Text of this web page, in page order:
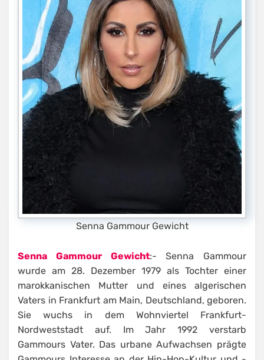
Senna Gammour Gewicht
Senna Gammour Gewicht:- Senna Gammour
wurde am 28. Dezember 1979 als Tochter einer
marokkanischen Mutter und eines algerischen
Vaters in Frankfurt am Main, Deutschland, geboren.
Sie wuchs in dem Wohnviertel Frankfurt-
Nordweststadt auf. Im Jahr 1992 verstarb
Gammours Vater. Das urbane Aufwachsen prägte